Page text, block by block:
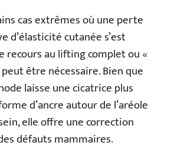
cas extrêmes où une perte
d’élasticité cutanée s’est
recours au lifting complet ou «
être nécessaire. Bien que
laisse une cicatrice plus
d’ancre autour de l’aréole
elle offre une correction
défauts mammaires.